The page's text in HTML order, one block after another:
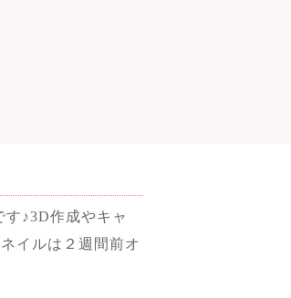
♪3D作成やキャ
イルは２週間前オ